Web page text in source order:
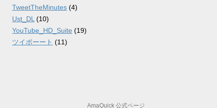
TweetTheMinutes (4)
Ust_DL (10)
YouTube_HD_Suite (19)
ツイポーート (11)
AmaQuick 公式ページ